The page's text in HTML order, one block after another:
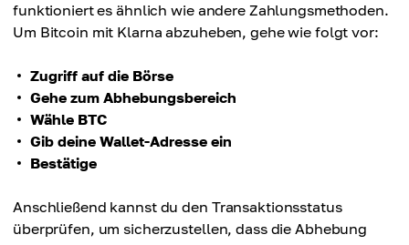
funktioniert es ähnlich wie andere Zahlungsmethoden.
Um Bitcoin mit Klarna abzuheben, gehe wie folgt vor:
Zugriff auf die Börse
Gehe zum Abhebungsbereich
Wähle BTC
Gib deine Wallet-Adresse ein
Bestätige
Anschließend kannst du den Transaktionsstatus
überprüfen, um sicherzustellen, dass die Abhebung